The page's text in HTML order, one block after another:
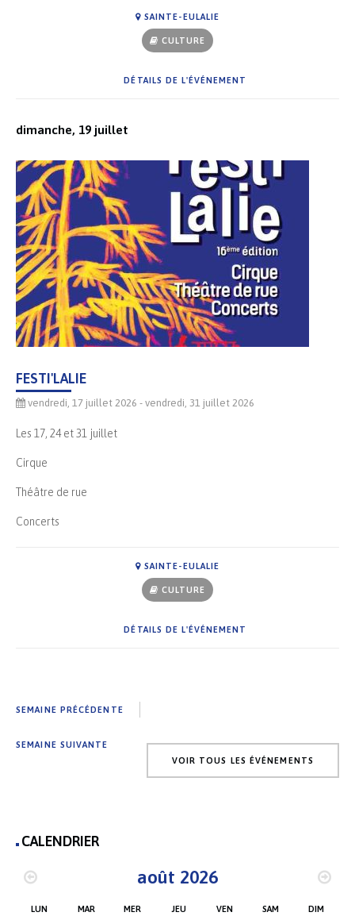
SAINTE-EULALIE
CULTURE
DÉTAILS DE L'ÉVÉNEMENT
dimanche, 19 juillet
FESTI'LALIE
vendredi, 17 juillet 2026 - vendredi, 31 juillet 2026
Les 17, 24 et 31 juillet
Cirque
Théâtre de rue
Concerts
SAINTE-EULALIE
CULTURE
DÉTAILS DE L'ÉVÉNEMENT
SEMAINE PRÉCÉDENTE
VOIR TOUS LES ÉVÉNEMENTS
SEMAINE SUIVANTE
CALENDRIER
août 2026
LUN MAR MER JEU VEN SAM DIM